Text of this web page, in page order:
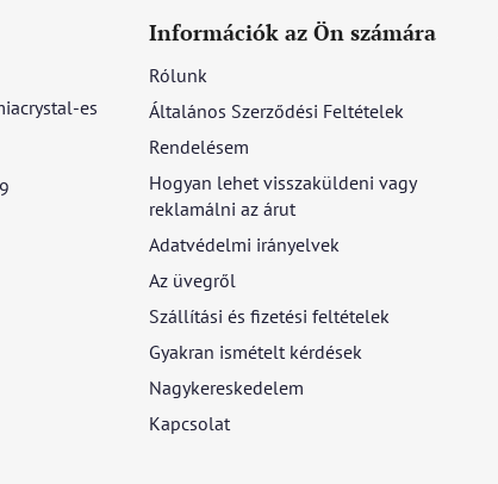
es
Információk az Ön számára
Rólunk
Általános Szerződési Feltételek
Rendelésem
Hogyan lehet visszaküldeni vagy
reklamálni az árut
Adatvédelmi irányelvek
Az üvegről
Szállítási és fizetési feltételek
Gyakran ismételt kérdések
Nagykereskedelem
Kapcsolat